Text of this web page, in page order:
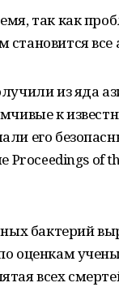
так как
все
из яда
к
его
Proceedings of
бактерий
оценкам
всех